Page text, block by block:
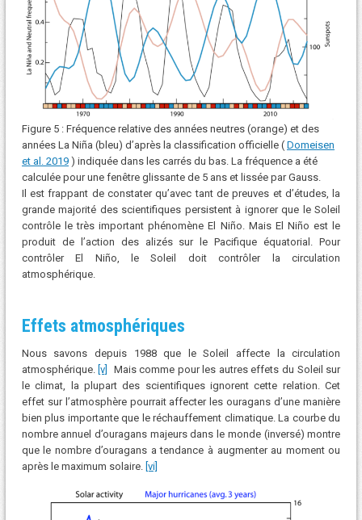
Figure 5 : Fréquence relative des années neutres (orange) et des
années La Niña (bleu) d’après la classification officielle ( Domeisen
et al. 2019) indiquée dans les carrés du bas. La fréquence a été
calculée pour une fenêtre glissante de 5 ans et lissée par Gauss.
Il est frappant de constater qu’avec tant de preuves et d’études, la
grande majorité des scientifiques persistent à ignorer que le Soleil
contrôle le très important phénomène El Niño. Mais El Niño est le
produit de l’action des alizés sur le Pacifique équatorial. Pour
contrôler El Niño, le Soleil doit contrôler la circulation
atmosphérique.
Effets atmosphériques
Nous savons depuis 1988 que le Soleil affecte la circulation
atmosphérique. [v]
Mais comme pour les autres effets du Soleil sur
le climat, la plupart des scientifiques ignorent cette relation. Cet
effet sur l’atmosphère pourrait affecter les ouragans d’une manière
bien plus importante que le réchauffement climatique. La courbe du
nombre annuel d’ouragans majeurs dans le monde (inversé) montre
que le nombre d’ouragans a tendance à augmenter au moment ou
après le maximum solaire. [vi]